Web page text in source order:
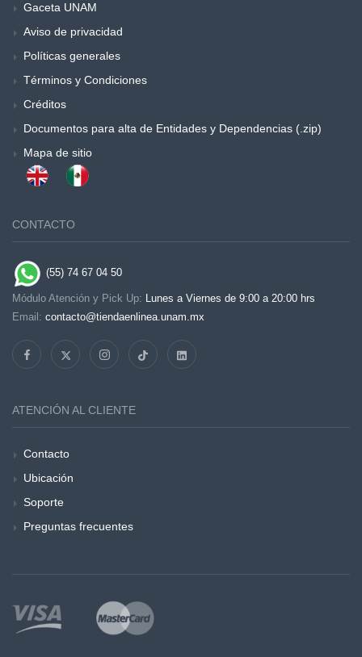
Gaceta UNAM
Aviso de privacidad
Políticas generales
Términos y Condiciones
Créditos
Documentos para alta de Entidades y Dependencias (.zip)
Mapa de sitio
CONTACTO
(55) 74 67 04 50
Módulo Atención y Pick Up: Lunes a Viernes de 9:00 a 20:00 hrs
Email: contacto@tiendaenlinea.unam.mx
ATENCIÓN AL CLIENTE
Contacto
Ubicación
Soporte
Preguntas frecuentes